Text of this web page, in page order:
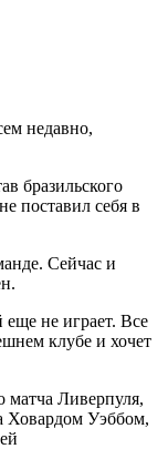
недавно,
бразильского
поставил себя в
Сейчас и
еще не играет. Все
клубе и хочет
матча Ливерпуля,
Ховардом Уэббом,